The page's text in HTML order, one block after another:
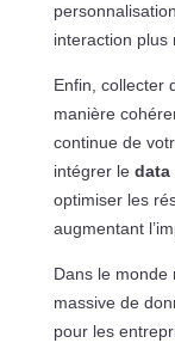
interaction plus
Enfin, collecter
manière
continue de
intégrer le data
optimiser les
augmentant
Dans le monde
massive de
pour les